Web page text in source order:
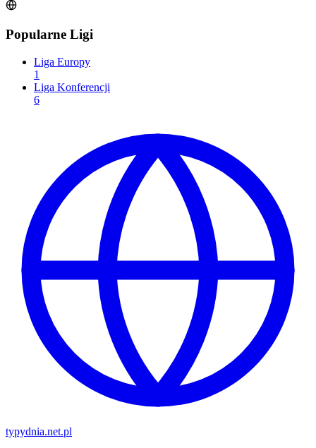
Popularne Ligi
Liga Europy
1
Liga Konferencji
6
typydnia.net.pl